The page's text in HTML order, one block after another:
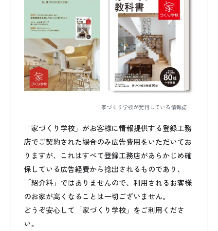
家づくり学校が発刊している情報誌
「家づくり学校」がお客様に情報提供する登録工務
店でご契約された場合のみ広告費用をいただいてお
りますが、これはすべて登録工務店があらかじめ確
保している広告経費から捻出されるものであり、
「紹介料」ではありませんので、利用されるお客様
のお家が高くなることは一切ございません。
どうぞ安心して「家づくり学校」をご利用くださ
い。